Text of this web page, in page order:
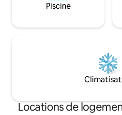
Piscine
Locations de